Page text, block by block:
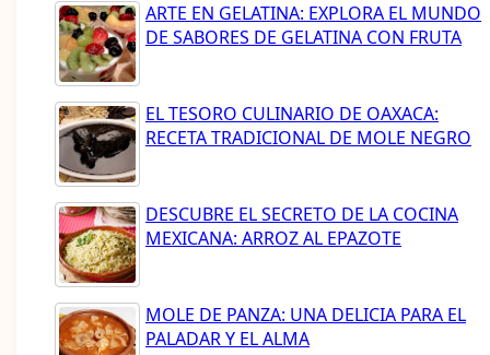
ARTE EN GELATINA: EXPLORA EL MUNDO
DE SABORES DE GELATINA CON FRUTA
EL TESORO CULINARIO DE OAXACA:
RECETA TRADICIONAL DE MOLE NEGRO
DESCUBRE EL SECRETO DE LA COCINA
MEXICANA: ARROZ AL EPAZOTE
MOLE DE PANZA: UNA DELICIA PARA EL
PALADAR Y EL ALMA